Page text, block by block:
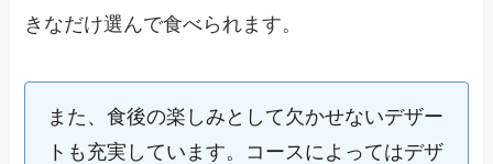
きなだけ選んで食べられます。
また、食後の楽しみとして欠かせないデザー
トも充実しています。コースによってはデザ